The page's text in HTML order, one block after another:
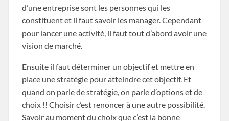
d’une entreprise sont les personnes qui les
constituent et il faut savoir les manager. Cependant
pour lancer une activité, il faut tout d’abord avoir une
vision de marché.
Ensuite il faut déterminer un objectif et mettre en
place une stratégie pour atteindre cet objectif. Et
quand on parle de stratégie, on parle d’options et de
choix !! Choisir c’est renoncer à une autre possibilité.
Savoir au moment du choix que c’est la bonne